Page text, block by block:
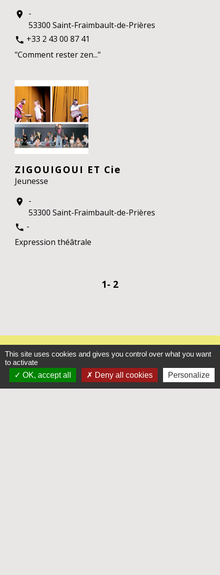
location_on
-
53300 Saint-Fraimbault-de-Prières
phone +33 2 43 00 87 41
"Comment rester zen..."
ZIGOUIGOUI ET Cie
Jeunesse
location_on
-
53300 Saint-Fraimbault-de-Prières
phone -
Expression théâtrale
1- 2
Contacts
3 place de l'Eglise
53300 Saint-Fraimbault-de-Prières - FRANCE
This site uses cookies and gives you control over what you want
to activate
OK, accept all
Deny all cookies Personalize